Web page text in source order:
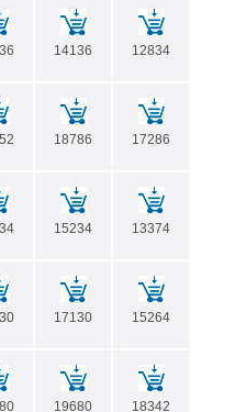
14136 12834
18786 17286
15234 13374
17130 15264
19680 18342